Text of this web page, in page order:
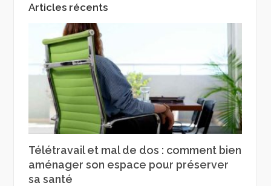
Articles récents
Télétravail et mal de dos : comment bien
aménager son espace pour préserver
sa santé